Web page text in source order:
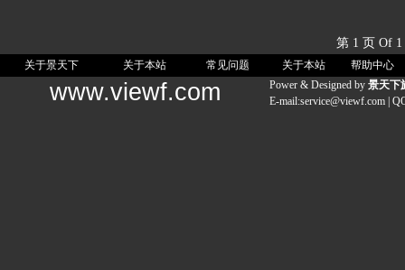
第 1 页 Of
关于景天下 关于本站 常见问题 关于本站 帮助中心
www.viewf.com Power & Designed by 景天下
E-mail:service@viewf.com |